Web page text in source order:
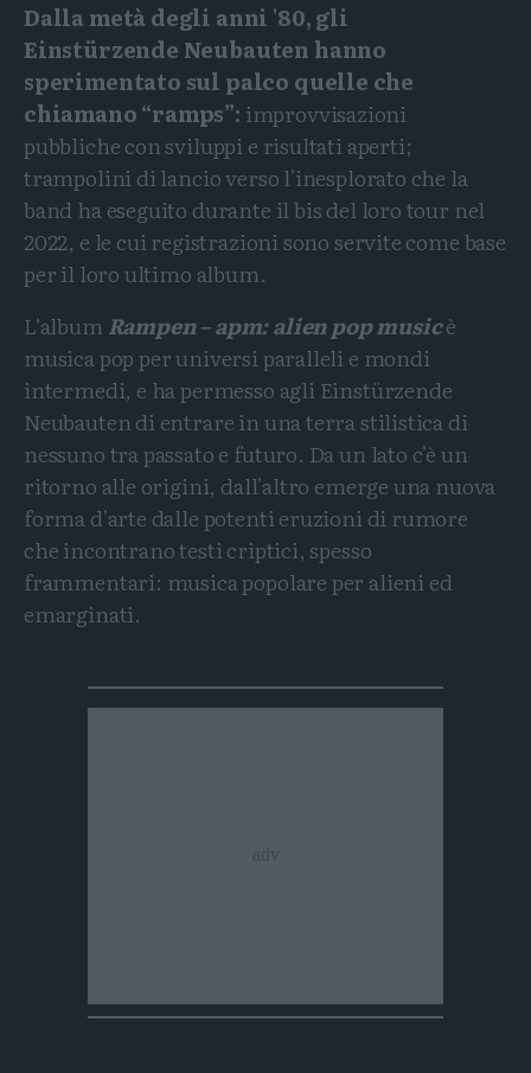
Dalla metà degli anni '80, gli
Einstürzende Neubauten hanno
sperimentato sul palco quelle che
chiamano “ramps”: improvvisazioni
pubbliche con sviluppi e risultati aperti;
trampolini di lancio verso l'inesplorato che la
band ha eseguito durante il bis del loro tour nel
2022, e le cui registrazioni sono servite come base
per il loro ultimo album.
L’album Rampen – apm: alien pop musicè
musica pop per universi paralleli e mondi
intermedi, e ha permesso agli Einstürzende
Neubauten di entrare in una terra stilistica di
nessuno tra passato e futuro. Da un lato c'è un
ritorno alle origini, dall'altro emerge una nuova
forma d'arte dalle potenti eruzioni di rumore
che incontrano testi criptici, spesso
frammentari: musica popolare per alieni ed
emarginati.